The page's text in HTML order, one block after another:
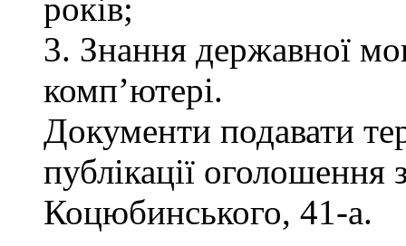
років;
3. Знання державної
комп’ютері.
Документи подавати
публікації оголошення
Коцюбинського, 41-а.